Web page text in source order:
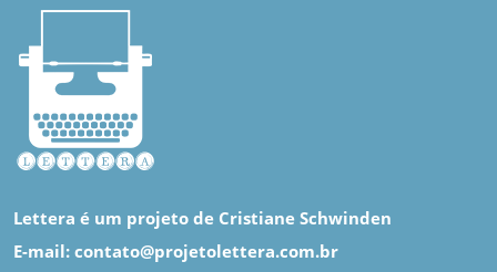
Lettera é um projeto de Cristiane Schwinden
E-mail: contato@projetolettera.com.br